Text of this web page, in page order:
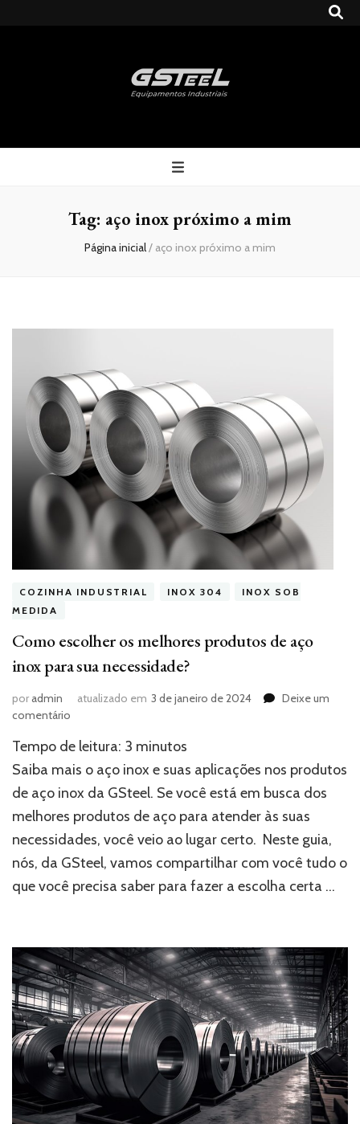
Gsteel
Tag: aço inox próximo a mim
Página inicial/ aço inox próximo a mim
COZINHA INDUSTRIAL INOX 304
INOX SOB
MEDIDA
Como escolher os melhores produtos de aço
inox para sua necessidade?
poradmin atualizado em 3 de janeiro de 2024
Deixe um
comentário
escolher
os
melhores
produtos
de
aço
inox
para
sua
Tempo de leitura: 3 minutos
Saiba mais o aço inox e suas aplicações nos produtos
de aço inox da GSteel. Se você está em busca dos
melhores produtos de aço para atender às suas
necessidades, você veio ao lugar certo. Neste guia,
nós, da GSteel, vamos compartilhar com você tudo o
que você precisa saber para fazer a escolha certa …